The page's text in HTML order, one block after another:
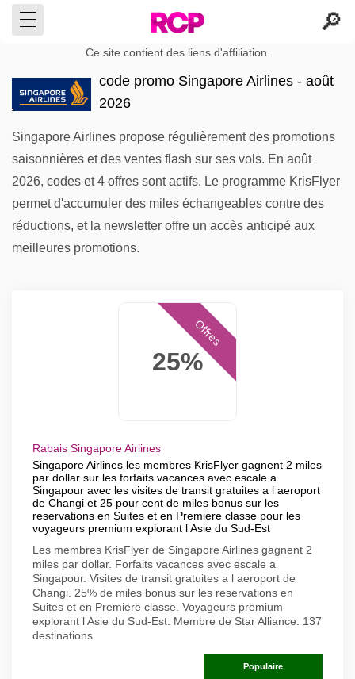
Ce site contient des liens d'affiliation.
code promo Singapore Airlines - août
2026
Singapore Airlines propose régulièrement des promotions
saisonnières et des ventes flash sur ses vols. En août
2026, codes et 4 offres sont actifs. Le programme KrisFlyer
permet d'accumuler des miles échangeables contre des
réductions, et la newsletter offre un accès anticipé aux
meilleures promotions.
25%
Offres
Rabais Singapore Airlines
Singapore Airlines les membres KrisFlyer gagnent 2 miles
par dollar sur les forfaits vacances avec escale a
Singapour avec les visites de transit gratuites a l aeroport
de Changi et 25 pour cent de miles bonus sur les
reservations en Suites et en Premiere classe pour les
voyageurs premium explorant l Asie du Sud-Est
Les membres KrisFlyer de Singapore Airlines gagnent 2
miles par dollar. Forfaits vacances avec escale a
Singapour. Visites de transit gratuites a l aeroport de
Changi. 25% de miles bonus sur les reservations en
Suites et en Premiere classe. Voyageurs premium
explorant l Asie du Sud-Est. Membre de Star Alliance. 137
destinations
Populaire